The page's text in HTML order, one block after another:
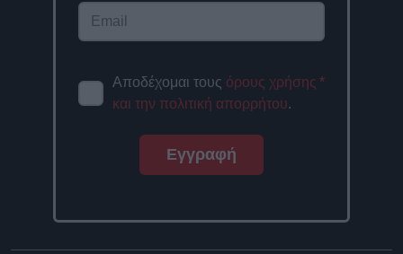
Αποδέχομαι τους όρους χρήσης
και την πολιτική απορρήτου.
*
Εγγραφή